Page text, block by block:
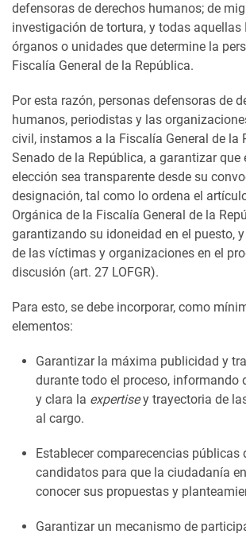
defensoras de derechos humanos; de
investigación de tortura, y todas aquellas
órganos o unidades que determine la
Fiscalía General de la República.
Por esta razón, personas defensoras de
humanos, periodistas y las
civil, instamos a la Fiscalía General de la
Senado de la República, a garantizar que
elección sea transparente desde su
designación, tal como lo ordena el
Orgánica de la Fiscalía General de la
garantizando su idoneidad en el puesto,
de las víctimas y organizaciones en el
discusión (art. 27 LOFGR).
Para esto, se debe incorporar, como
elementos:
Garantizar la máxima publicidad y
durante todo el proceso, informando
y clara la expertise y trayectoria de
al cargo.
Establecer comparecencias públicas
candidatos para que la ciudadanía
conocer sus propuestas y
Garantizar un mecanismo de